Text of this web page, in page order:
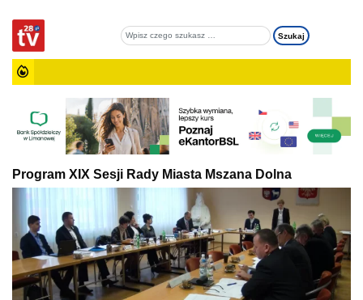
Program XIX Sesji Rady Miasta Mszana Dolna